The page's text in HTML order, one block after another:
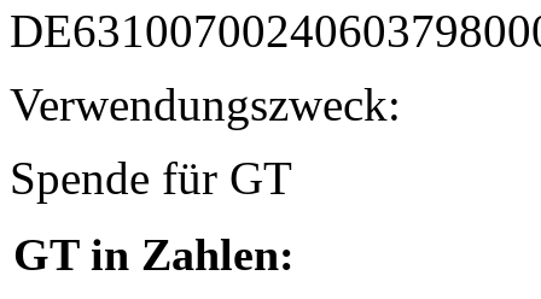
Verwendungszweck:
Spende für GT
GT in Zahlen: